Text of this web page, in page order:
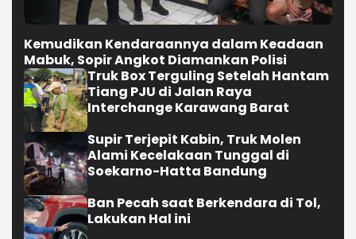
Kemudikan Kendaraannya dalam Keadaan
Mabuk, Sopir Angkot Diamankan Polisi
Truk Box Terguling Setelah Hantam
Tiang PJU di Jalan Raya
Interchange Karawang Barat
Supir Terjepit Kabin, Truk Molen
Alami Kecelakaan Tunggal di
Soekarno-Hatta Bandung
Ban Pecah saat Berkendara di Tol,
Lakukan Hal ini